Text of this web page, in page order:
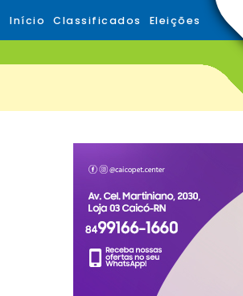
Início Classificados Eleições